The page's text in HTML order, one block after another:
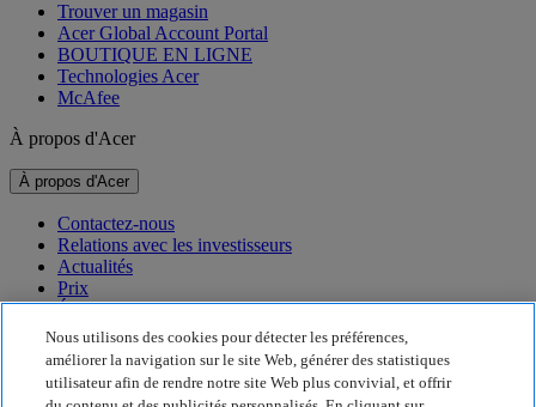
Trouver un magasin
Acer Global Account Portal
BOUTIQUE EN LIGNE
Technologies Acer
McAfee
À propos d'Acer
À propos d'Acer
Contactez-nous
Relations avec les investisseurs
Actualités
Prix
Événements
Développement durable
Développement durable
Nous utilisons des cookies pour détecter les préférences,
améliorer la navigation sur le site Web, générer des statistiques
utilisateur afin de rendre notre site Web plus convivial, et offrir